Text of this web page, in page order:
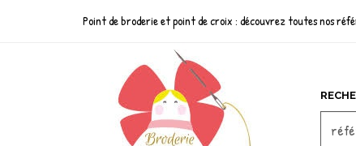
Point de broderie et point de croix : découvrez toutes nos